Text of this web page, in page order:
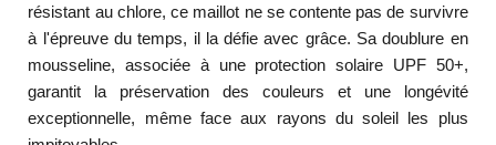
résistant au chlore, ce maillot ne se contente pas de survivre
à l'épreuve du temps, il la défie avec grâce. Sa doublure en
mousseline, associée à une protection solaire UPF 50+,
garantit la préservation des couleurs et une longévité
exceptionnelle, même face aux rayons du soleil les plus